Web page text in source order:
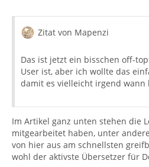
Zitat von Mapenzi
Das ist jetzt ein bisschen off-
User ist, aber ich wollte das
damit es vielleicht irgend
Im Artikel ganz unten stehen die
mitgearbeitet haben, unter
von hier aus am schnellsten
wohl der aktivste Übersetzer für